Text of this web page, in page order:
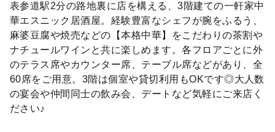
表参道駅2分の路地裏に店を構える、3階建ての一軒家中
華エスニック居酒屋。経験豊富なシェフが腕をふるう、
麻婆豆腐や焼売などの【本格中華】をこだわりの茶割や
ナチュールワインと共に楽しめます。各フロアごとに外
のテラス席やカウンター席、テーブル席などがあり、全
60席をご用意。3階は個室や貸切利用もOKです◎大人数
の宴会や仲間同士の飲み会、デートなど気軽にご来店く
ださい♪